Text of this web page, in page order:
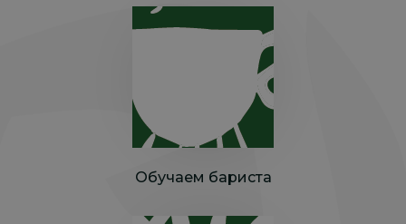
Обучаем бариста